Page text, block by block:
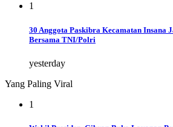
1
30 Anggota Paskibra Kecamatan Insana
Bersama TNI/Polri
yesterday
Yang Paling Viral
1